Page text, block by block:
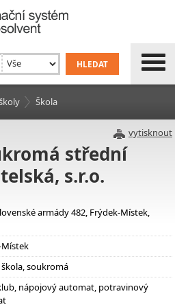
Škola
vytisknout
střední
s.r.o.
armády 482, Frýdek-Místek,
soukromá
nápojový automat, potravinový